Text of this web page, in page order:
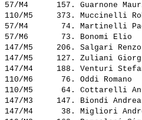
57/M4      157. Guarnone
110/M5     373. Muccinelli
57/M4       74. Martinelli
57/M6       73. Bonomi
147/M5     206. Salgari
147/M5     127. Zuliani
147/M4     188. Venturi
110/M6      76. Oddi
110/M5      64. Cottarelli
147/M3     147. Biondi
147/M4      38. Migliori